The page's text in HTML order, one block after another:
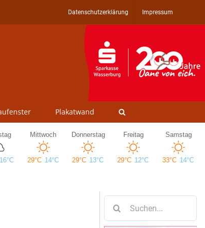
Datenschutzerklärung Impressum
Plakatwand
nach: